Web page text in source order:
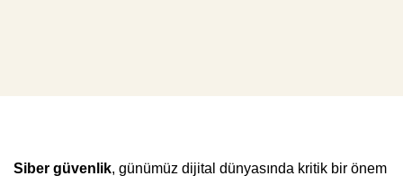
Siber güvenlik, günümüz dijital dünyasında kritik bir önem